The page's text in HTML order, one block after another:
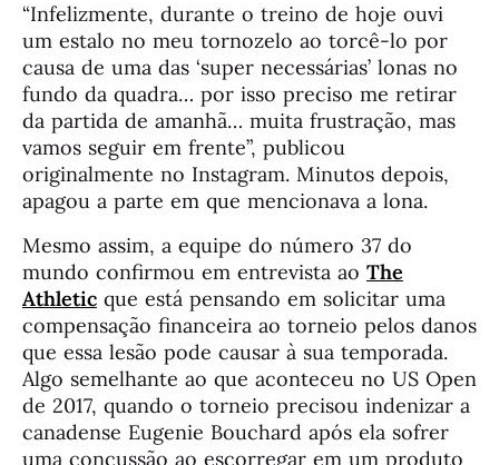
“Infelizmente, durante o treino de hoje ouvi
um estalo no meu tornozelo ao torcê-lo por
causa de uma das ‘super necessárias’ lonas no
fundo da quadra… por isso preciso me retirar
da partida de amanhã… muita frustração, mas
vamos seguir em frente”, publicou
originalmente no Instagram. Minutos depois,
apagou a parte em que mencionava a lona.
Mesmo assim, a equipe do número 37 do
mundo confirmou em entrevista ao The
Athletic que está pensando em solicitar uma
compensação financeira ao torneio pelos danos
que essa lesão pode causar à sua temporada.
Algo semelhante ao que aconteceu no US Open
de 2017, quando o torneio precisou indenizar a
canadense Eugenie Bouchard após ela sofrer
uma concussão ao escorregar em um produto